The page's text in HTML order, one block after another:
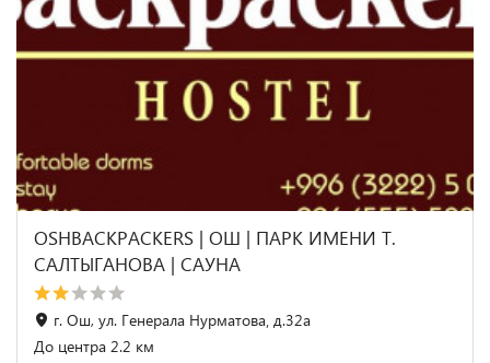
OSHBACKPACKERS | ОШ | ПАРК ИМЕНИ Т.
САЛТЫГАНОВА | САУНА
г. Ош, ул. Генерала Нурматова‚ д.32а
До центра 2.2 км